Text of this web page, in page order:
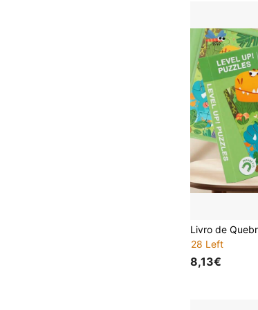
28 Left
8,13€